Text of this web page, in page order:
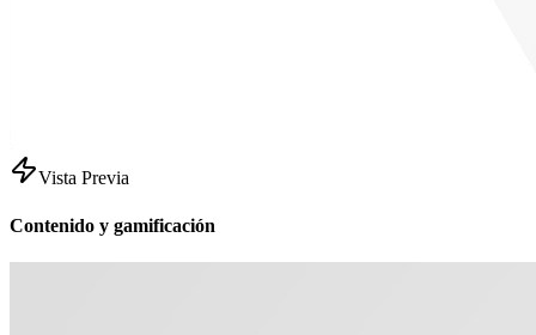
Vista Previa
Contenido y gamificación